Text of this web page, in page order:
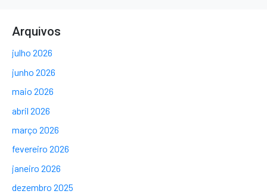
Arquivos
julho 2026
junho 2026
maio 2026
abril 2026
março 2026
fevereiro 2026
janeiro 2026
dezembro 2025